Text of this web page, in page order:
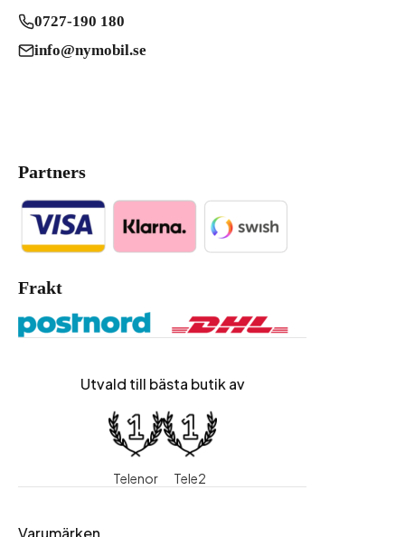
0727-190 180
info@nymobil.se
Partners
Frakt
Utvald till bästa butik av
Telenor Tele2
Varumärken